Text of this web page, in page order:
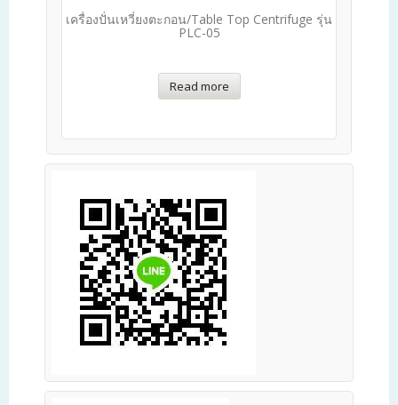
เครื่องปั่นเหวี่ยงตะกอน/Table Top Centrifuge รุ่น
PLC-05
Read more